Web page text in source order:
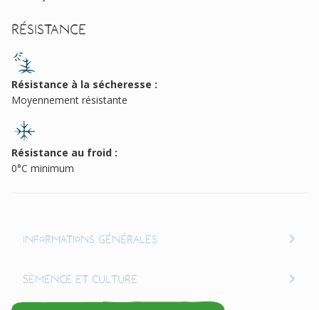
Résistance
Résistance à la sécheresse :
Moyennement résistante
Résistance au froid :
0°C minimum
Informations générales
Semence et culture